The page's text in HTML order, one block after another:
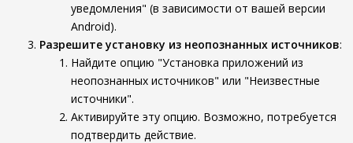
уведомления" (в зависимости от вашей версии
Android).
Разрешите установку из неопознанных источников:
Найдите опцию "Установка приложений из
неопознанных источников" или "Неизвестные
источники".
Активируйте эту опцию. Возможно, потребуется
подтвердить действие.